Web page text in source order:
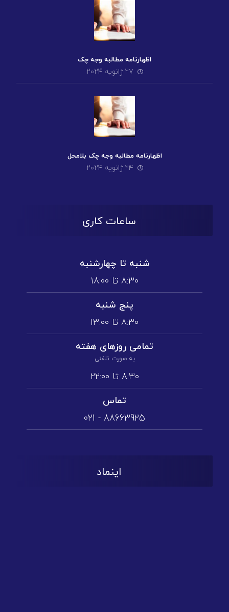
اظهارنامه مطالبه وجه چک
۲۷ ژانویه ۲۰۲۴
اظهارنامه مطالبه وجه چک بلامحل
۲۴ ژانویه ۲۰۲۴
ساعات کاری
شنبه تا چهارشنبه
۸:۳۰ تا ۱۸:۰۰
پنج شنبه
۸:۳۰ تا ۱3:۰۰
تمامی روز‌های هفته
به صورت تلفنی
۸:۳۰ تا ۲۲:۰۰
تماس
88663925 - 021
اینماد